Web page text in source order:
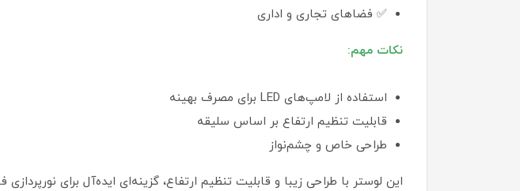
✅ فضاهای تجاری و اداری
نکات مهم:
استفاده از لامپ‌های LED برای مصرف بهینه
قابلیت تنظیم ارتفاع بر اساس سلیقه
طراحی خاص و چشم‌نواز
این لوستر با طراحی زیبا و قابلیت تنظیم ارتفاع، گزینه‌ای ایده‌آل برای